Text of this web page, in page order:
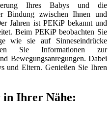
Ihres Babys und die
Bindung zwischen Ihnen und
Jahren ist PEKiP bekannt und
Beim PEKiP beobachten Sie
wie sie auf Sinneseindrücke
Sie Informationen zur
Bewegungsanregungen. Dabei
und Eltern. Genießen Sie Ihren
Ihrer Nähe: